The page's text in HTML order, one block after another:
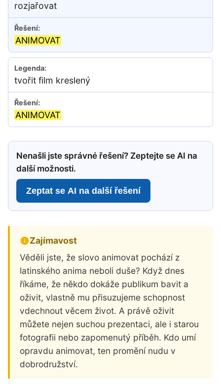
rozjařovat
ANIMOVAT
tvořit film kreslený
ANIMOVAT
Nenašli jste správné řešení? Zeptejte se AI na
další možnosti.
Zeptat se AI na další řešení
Zajímavost
Věděli jste, že slovo animovat pochází z
latinského anima neboli duše? Když dnes
říkáme, že někdo dokáže publikum bavit a
oživit, vlastně mu přisuzujeme schopnost
vdechnout věcem život. A právě oživit
můžete nejen suchou prezentaci, ale i starou
fotografii nebo zapomenutý příběh. Kdo umí
opravdu animovat, ten promění nudu v
dobrodružství.